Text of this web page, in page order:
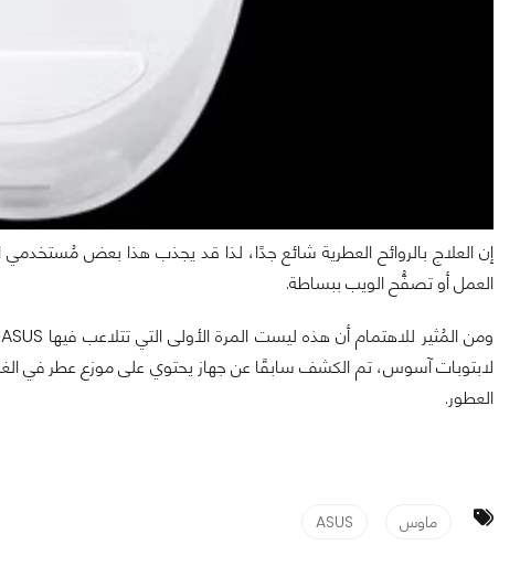
إن العلاج بالروائح العطرية شائع جدًا، لذا قد يجذب هذا بعض مُستخدمي
العمل أو تصفُّح الويب ببساطة.
لابتوبات آسوس، تم الكشف سابقًا عن جهاز يحتوي على موزع عطر في
العطور.
ماوس ASUS